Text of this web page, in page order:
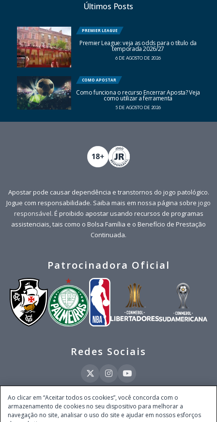
Últimos Posts
PREMIER LEAGUE
Premier League: veja as odds para o título da
temporada 2026/27
6 DE AGOSTO DE 2026
COMO APOSTAR
Como funciona o recurso Encerrar Aposta? Veja
como utilizar a ferramenta
5 DE AGOSTO DE 2026
Apostar pode causar dependência e transtornos do jogo patológico.
Jogue com responsabilidade. Saiba mais em nossa página sobre jogo
responsável. É proibido apostar usando recursos de programas
assistenciais, tais como o Bolsa Família e o Benefício de Prestação
Continuada.
Patrocinadora Oficial
Redes Sociais
Este site é operado pela Ventmear Brasil LTDA (CNPJ 52.868.380/0001-84), com
endereço na Avenida Brigadeiro Faria Lima, nº 4.055, 3º andar, Itaim Bibi, no
Ao clicar em “Aceitar todos os cookies”, você concorda com o
armazenamento de cookies no seu dispositivo para melhorar a
navegação no site, analisar o uso do site e ajudar em nossos esforços